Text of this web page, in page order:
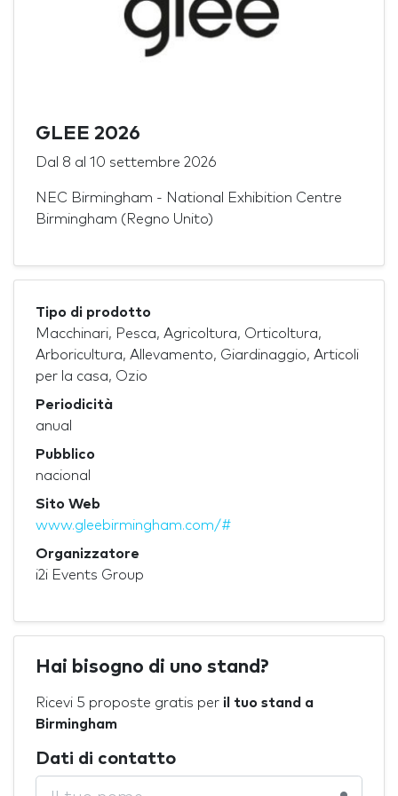
GLEE 2026
Dal 8 al 10 settembre 2026
NEC Birmingham - National Exhibition Centre
Birmingham (Regno Unito)
Tipo di prodotto
Macchinari, Pesca, Agricoltura, Orticoltura,
Arboricultura, Allevamento, Giardinaggio, Articoli
per la casa, Ozio
Periodicità
anual
Pubblico
nacional
Sito Web
www.gleebirmingham.com/#
Organizzatore
i2i Events Group
Hai bisogno di uno stand?
Ricevi 5 proposte gratis per il tuo stand a
Birmingham
Dati di contatto